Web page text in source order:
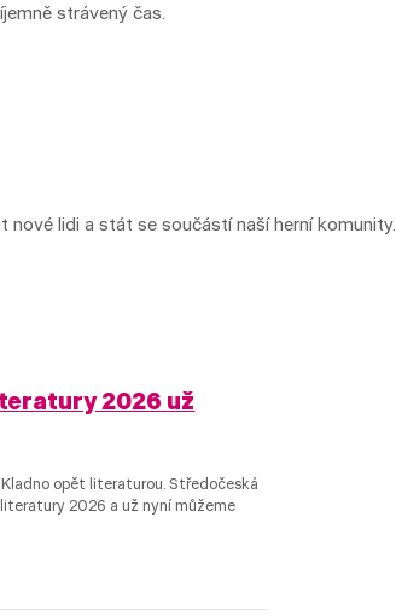
strávený čas.
nové lidi a stát se součástí naší herní komunity.
2026 už
opět literaturou. Středočeská
2026 a už nyní můžeme